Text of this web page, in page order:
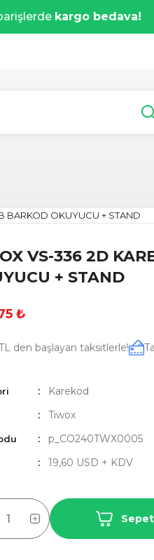
kargo bedava!
BARKOD OKUYUCU + STAND
VS-336 2D
+ STAND
₺
den başlayan taksitlerle!
Karekod
Tiwox
p_CO240TWX0005
19,60 USD + KDV